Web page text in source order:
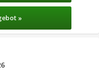
»